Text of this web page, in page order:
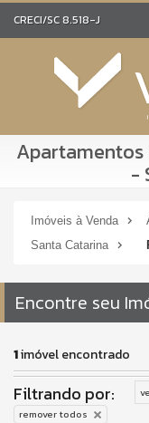
CRECI/SC 8.518-J
Apartamentos
-
Imóveis à Venda
Santa Catarina
Encontre seu
1imóvel encontrado
Filtrando por:
remover todos